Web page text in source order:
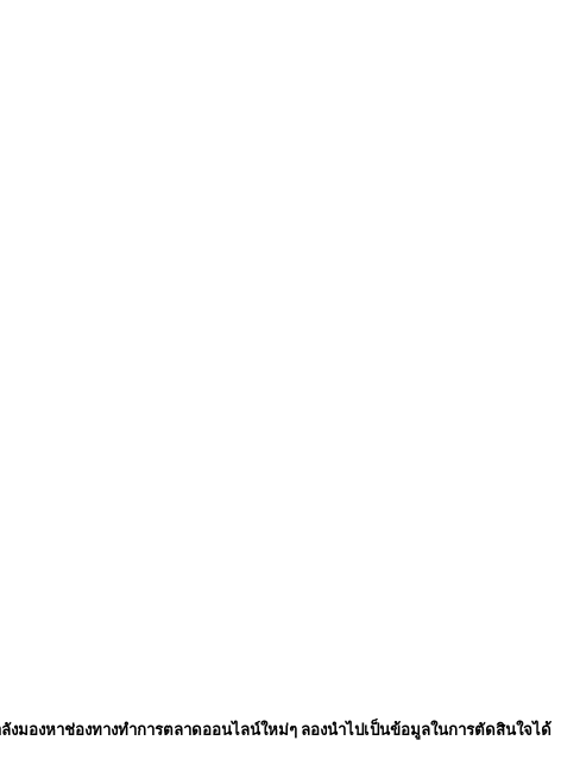
งมองหาช่องทางทำการตลาดออนไลน์ใหม่ๆ ลองนำไปเป็นข้อมูลในการตัดสินใจได้